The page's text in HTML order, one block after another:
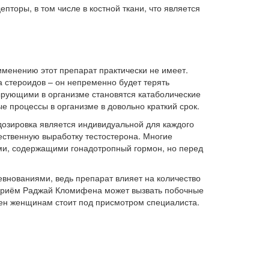
в том числе в костной ткани, что является
этот препарат практически не имеет.
– он непременно будет терять
в организме становятся катаболические
процессы в организме в довольно краткий срок.
является индивидуальной для каждого
выработку тестостерона. Многие
содержащими гонадотропный гормон, но перед
ведь препарат влияет на количество
Раджай Кломифена может вызвать побочные
женщинам стоит под присмотром специалиста.